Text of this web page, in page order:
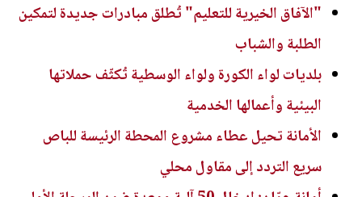
"الآفاق الخيرية للتعليم" تُطلق مبادرات جديدة لتمكين
الطلبة والشباب
بلديات لواء الكورة ولواء الوسطية تُكثّف حملاتها
البيئية وأعمالها الخدمية
الأمانة تحيل عطاء مشروع المحطة الرئيسة للباص
سريع التردد إلى مقاول محلي